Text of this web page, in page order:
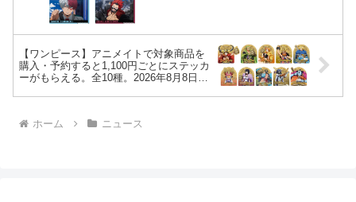
【ワンピース】アニメイトで対象商品を
購入・予約すると1,100円ごとにステッカ
ーがもらえる。全10種。2026年8月8日～
ホーム
ニュース